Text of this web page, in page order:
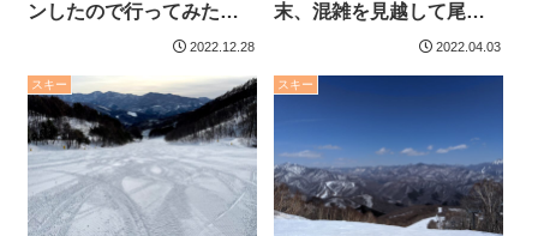
ンしたので行ってみた。
やはりハードなスキー場
2022.12.28
末、混雑を見越して尾瀬
岩鞍へ。コブ三昧で大満
2022.04.03
スキー スキー